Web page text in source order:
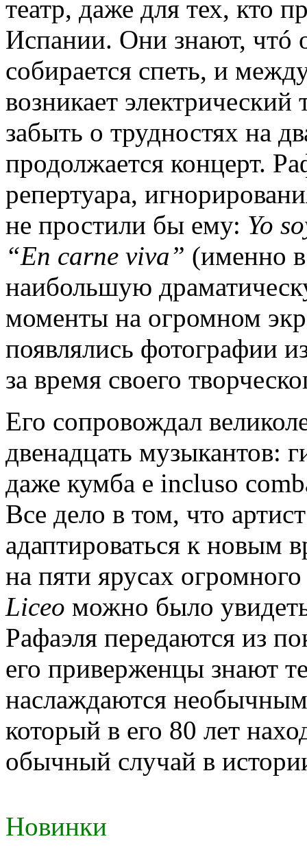
театр, даже для тех, кто
Испании. Они знают, чтó
собирается спеть, и
возникает электрический
забыть о трудностях на
продолжается концерт.
репертуара,
не простили бы ему: Yo
“En carne viva” (именно
наибольшую
моменты на огромном
появлялись фотографии
за время своего
Его сопровождал
двенадцать музыкантов:
даже кумба e incluso
Все дело в том, что
адаптироваться к новым
на пяти ярусах
Liceo можно было
Рафаэля передаются из
его приверженцы знают
наслаждаются
который в его 80 лет
обычный случай в
Новинки